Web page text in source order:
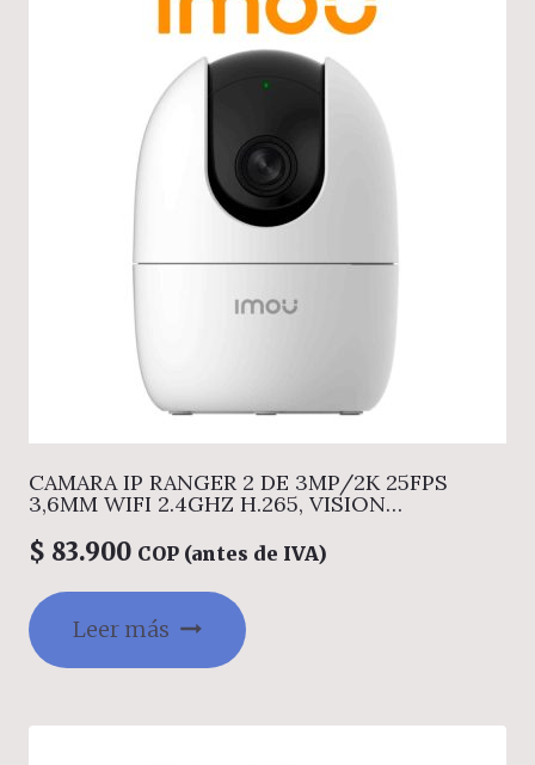
CAMARA IP RANGER 2 DE 3MP/2K 25FPS
3,6MM WIFI 2.4GHZ H.265, VISION
HASTA 256GB, DETECCION DE MOVIMIENTO,
USB-C
$ 83.900 COP (antes de IVA)
Leer más